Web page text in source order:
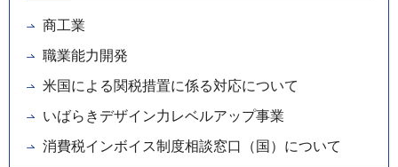
商工業
職業能力開発
米国による関税措置に係る対応について
いばらきデザイン力レベルアップ事業
消費税インボイス制度相談窓口（国）について